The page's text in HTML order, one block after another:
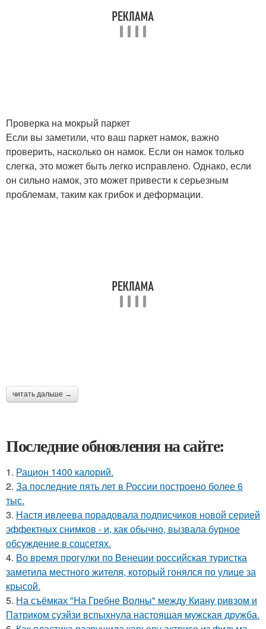
Проверка на мокрый паркет
Если вы заметили, что ваш паркет намок, важно
проверить, насколько он намок. Если он намок только
слегка, это может быть легко исправлено. Однако, если
он сильно намок, это может привести к серьезным
проблемам, таким как грибок и деформации.
читать дальше →
Последние обновления на сайте:
1. Рацион 1400 калорий.
2. За последние пять лет в России построено более 6
тыс.
3. Настя ивлеева порадовала подписчиков новой серией
эффектных снимков - и, как обычно, вызвала бурное
обсуждение в соцсетях.
4. Во время прогулки по Венеции российская туристка
заметила местного жителя, который гонялся по улице за
крысой.
5. На съёмках "На Гребне Волны" между Киану ривзом и
Патриком суэйзи вспыхнула настоящая мужская дружба.